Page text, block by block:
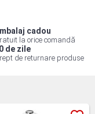
cadou
la orice comandă
de zile
de returnare produse